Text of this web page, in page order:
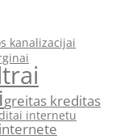
kanalizacijai
greitas kreditas
internetu